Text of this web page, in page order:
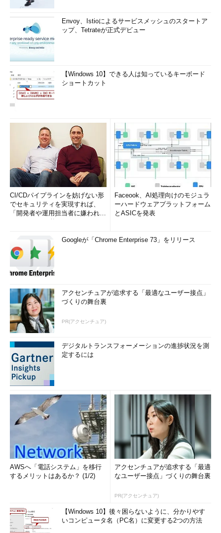
Envoy、Istioによるサービスメッシュのスタートア
ップ、Tetrateが正式デビュー
【Windows 10】できる人は知っているキーボード
ショートカット
CI/CDパイプラインを妨げない形
でセキュリティを実現すれば、
「開発者や運用担当者に嫌われな
Faceook、AI処理向けのモジュラ
ーハードウェアプラットフォーム
とASICを発表
Googleが「Chrome Enterprise 73」をリリース
アクセンチュアが追求する「最適なユーザー接点」
づくりの舞台裏
PR(アクセンチュア)
デジタルトランスフォーメーションの進捗状況を測
定するには
AWSへ「電話システム」を移行
するメリットはあるか？ (1/2)
アクセンチュアが追求する「最適
なユーザー接点」づくりの舞台裏
PR(アクセンチュア)
【Windows 10】後々困らないように、分かりやす
いコンピュータ名（PC名）に変更する2つの方法